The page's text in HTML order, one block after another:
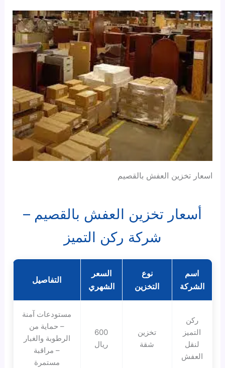
اسعار تخزين العفش بالقصيم
أسعار تخزين العفش بالقصيم –
شركة ركن التميز
اسم
الشركة
نوع
التخزين
السعر
الشهري
التفاصيل
ركن
التميز
لنقل
العفش
تخزين
شقة
600
ريال
مستودعات آمنة
– حماية من
الرطوبة والغبار
– مراقبة
مستمرة